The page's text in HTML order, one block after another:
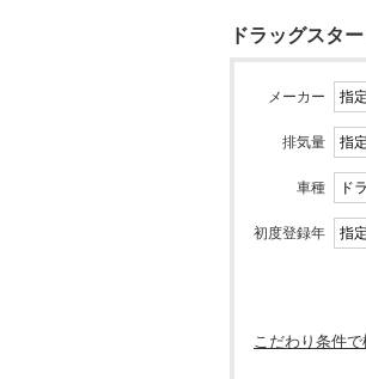
ドラッグスタ
メーカー
排気量
車種
初度登録年
こだわり条件で